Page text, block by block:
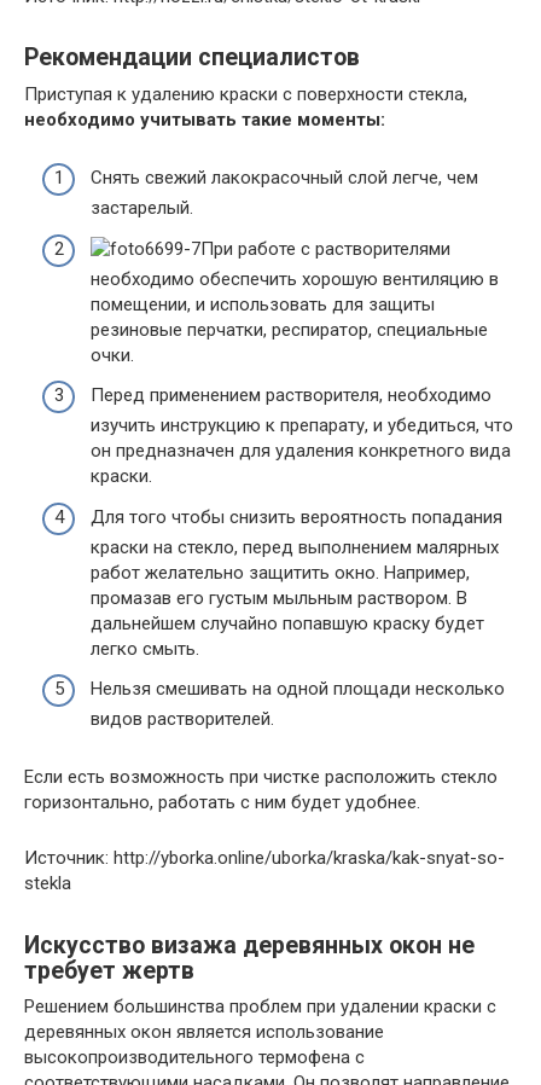
Рекомендации специалистов
Приступая к удалению краски с поверхности стекла,
необходимо учитывать такие моменты:
Снять свежий лакокрасочный слой легче, чем
застарелый.
При работе с растворителями
необходимо обеспечить хорошую вентиляцию в
помещении, и использовать для защиты
резиновые перчатки, респиратор, специальные
очки.
Перед применением растворителя, необходимо
изучить инструкцию к препарату, и убедиться, что
он предназначен для удаления конкретного вида
краски.
Для того чтобы снизить вероятность попадания
краски на стекло, перед выполнением малярных
работ желательно защитить окно. Например,
промазав его густым мыльным раствором. В
дальнейшем случайно попавшую краску будет
легко смыть.
Нельзя смешивать на одной площади несколько
видов растворителей.
Если есть возможность при чистке расположить стекло
горизонтально, работать с ним будет удобнее.
Источник: http://yborka.online/uborka/kraska/kak-snyat-so-
stekla
Искусство визажа деревянных окон не
требует жертв
Решением большинства проблем при удалении краски с
деревянных окон является использование
высокопроизводительного термофена с